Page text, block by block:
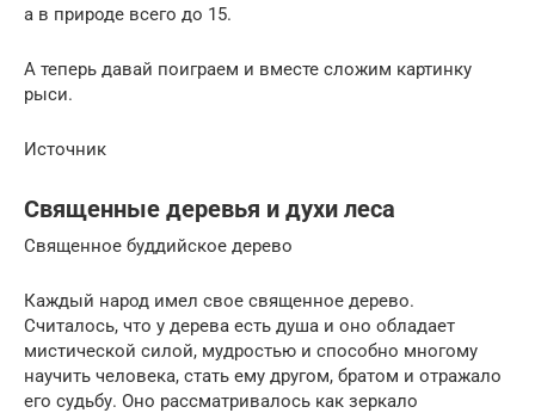
а в природе всего до 15.
А теперь давай поиграем и вместе сложим картинку
рыси.
Источник
Священные деревья и духи леса
Священное буддийское дерево
Каждый народ имел свое священное дерево.
Считалось, что у дерева есть душа и оно обладает
мистической силой, мудростью и способно многому
научить человека, стать ему другом, братом и отражало
его судьбу. Оно рассматривалось как зеркало